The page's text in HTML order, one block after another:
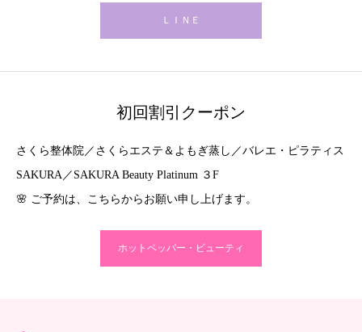
ＬＩＮＥ
初回割引クーポン
さくら整体院／さくらエステ＆よもぎ蒸し／バレエ・ピラティス
SAKURA／SAKURA Beauty Platinum ３F
🌸 ご予約は、こちらからお願い申し上げます。
ホットペッパー・ビューティ